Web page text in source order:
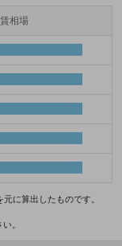
相場
に算出したものです。
。